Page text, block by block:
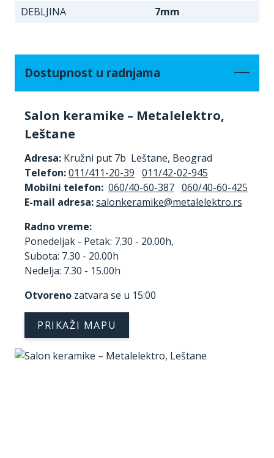
DEBLJINA
7mm
Dostupnost u radnjama
Salon keramike – Metalelektro,
Leštane
Adresa: Kružni put 7b Leštane, Beograd
Telefon:011/411-20-39 011/42-02-945
Mobilni telefon: 060/40-60-387 060/40-60-425
E-mail adresa:
Radno vreme:
Ponedeljak - Petak: 7.30 - 20.00h,
Subota: 7.30 - 20.00h
Nedelja: 7.30 - 15.00h
Otvoreno zatvara se u 15:00
PRIKAŽI MAPU